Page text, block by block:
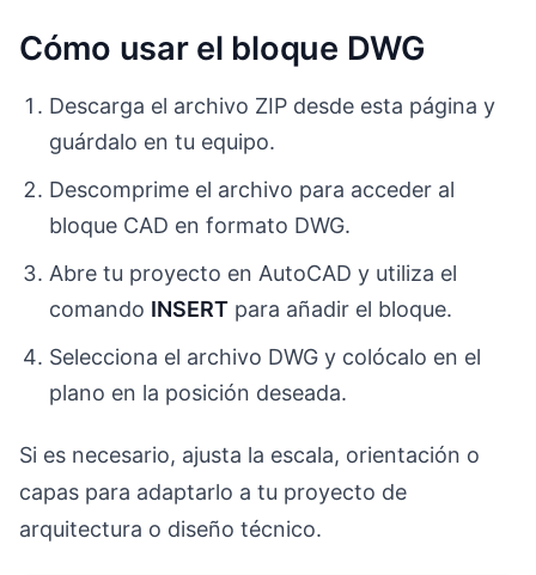
Cómo usar el bloque DWG
Descarga el archivo ZIP desde esta página y
guárdalo en tu equipo.
Descomprime el archivo para acceder al
bloque CAD en formato DWG.
Abre tu proyecto en AutoCAD y utiliza el
comando INSERT para añadir el bloque.
Selecciona el archivo DWG y colócalo en el
plano en la posición deseada.
Si es necesario, ajusta la escala, orientación o
capas para adaptarlo a tu proyecto de
arquitectura o diseño técnico.